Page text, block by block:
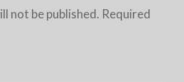
not be published. Required